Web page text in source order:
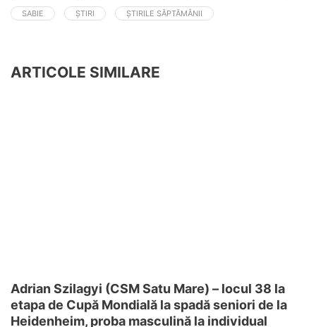
SABIE ȘTIRI ȘTIRILE SĂPTĂMÂNII
ARTICOLE SIMILARE
Adrian Szilagyi (CSM Satu Mare) – locul 38 la
etapa de Cupă Mondială la spadă seniori de la
Heidenheim, proba masculină la individual